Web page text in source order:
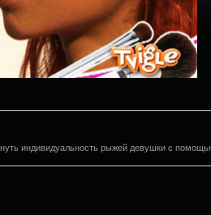
индивидуальность рыжей девушки с